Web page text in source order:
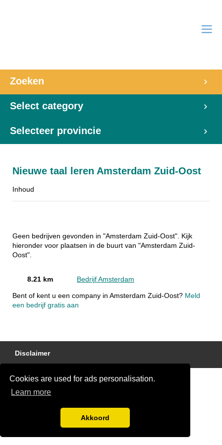
Cookies are used for ads personalisation.
Learn more
Akkoord
Zoeken
Select category
Selecteer provincie
Nieuwe taal leren Amsterdam Zuid-Oost
Inhoud
Geen bedrijven gevonden in "Amsterdam Zuid-Oost". Kijk
hieronder voor plaatsen in de buurt van "Amsterdam Zuid-
Oost".
8.21 km Bedrijf Amsterdam
Bent of kent u een company in Amsterdam Zuid-Oost? Meld
een bedrijf gratis aan
Disclaimer